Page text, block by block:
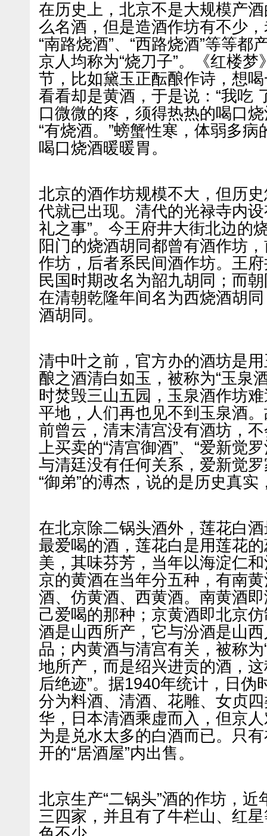
在历史上，北京不是大规模产
么名酒，但是造酒作坊有不少，
“南路烧酒”、“西路烧酒”等等都
京人均称为“烧刀子”。《红楼
节，比如黛玉正酝酿作诗，想
看看却是黄酒，于是说：“我吃
口微微的疼，须得热热的喝口
“有烧酒。”螃蟹性寒，体弱多
喝口烧酒暖暖胃。
北京的酒作坊规模不大，但历
代就已出现。清代的光禄寺内设
礼之事”。今王府井大街北边的
阳门的烧酒胡同都曾有酒作坊
作坊，后者系民间酒作坊。王
民国时期改名为韶九胡同；而
在清朝乾隆年间名为西烧酒胡
酒胡同。
清中叶之前，官方办的酒坊是
酿之酒清白如玉，被称为“玉泉
时焚毁三山五园，玉泉酒作坊
平地，人们再也见不到玉泉酒
前曾云，清末清宫没有酒坊，
上买卖的“清宫御酒”、“爱新觉
与清廷没有任何关系，爱新觉
“御弟”的溥杰，说的是历史真实
在北京除二锅头酒外，莲花白
最爱喝的酒，莲花白是用莲花
美，其味芬芳，当年以海淀仁
京的黄酒在当年分五种，有南
酒、仿黄酒、西黄酒。南黄酒
己爱喝的那种；京黄酒即北京
酒是山西所产，它与汾酒是山
品；内黄酒与清宫有关，被称
地所产，而是绍兴进贡的酒，
后绝迹”。据1940年统计，日伪
分为料酒、清酒、花雕、女贞
华，日本清酒乘虚而入，但京
为是兑水太多的白酒而已。只
开的“居酒屋”内出售。
北京生产“二锅头”酒的作坊，
三四家，并且有了牛栏山、红